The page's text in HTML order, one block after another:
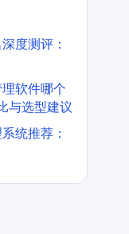
度测评：
软件哪个
与选型建议
统推荐：